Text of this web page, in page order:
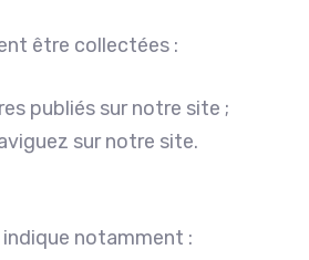
être collectées :
publiés sur notre site ;
sur notre site.
notamment :